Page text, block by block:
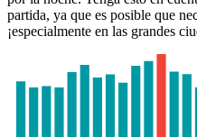
partida, ya que es posible que
¡especialmente en las grandes